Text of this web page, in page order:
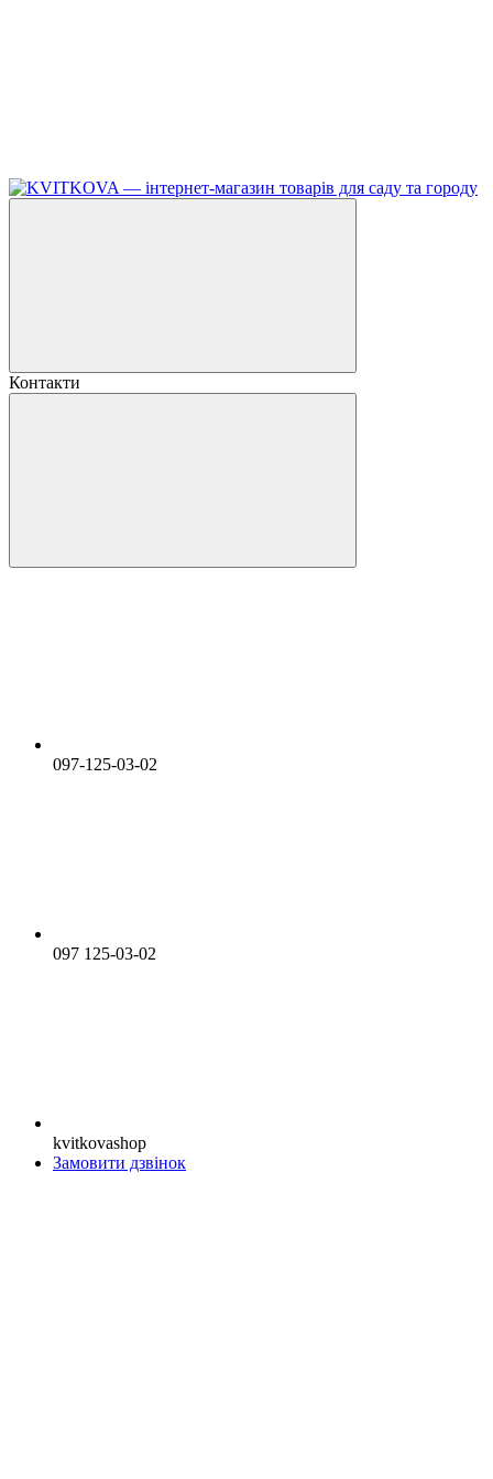
Контакти
097-125-03-02
097 125-03-02
kvitkovashop
Замовити дзвінок